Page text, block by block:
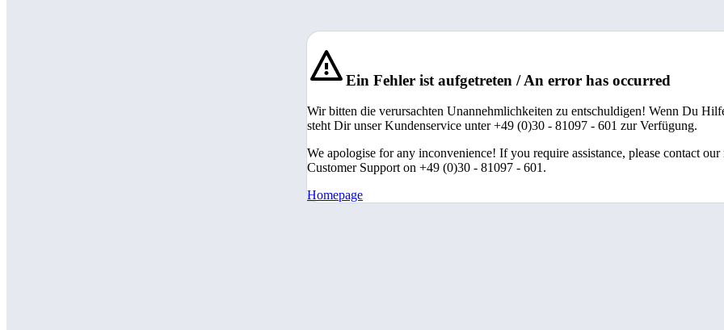
Ein Fehler ist aufgetreten / An error has occurred
Wir bitten die verursachten Unannehmlichkeiten zu entschuldigen! Wenn Du
steht Dir unser Kundenservice unter +49 (0)30 - 81097 - 601 zur Verfügung.
We apologise for any inconvenience! If you require assistance, please contact our
Customer Support on +49 (0)30 - 81097 - 601.
Homepage